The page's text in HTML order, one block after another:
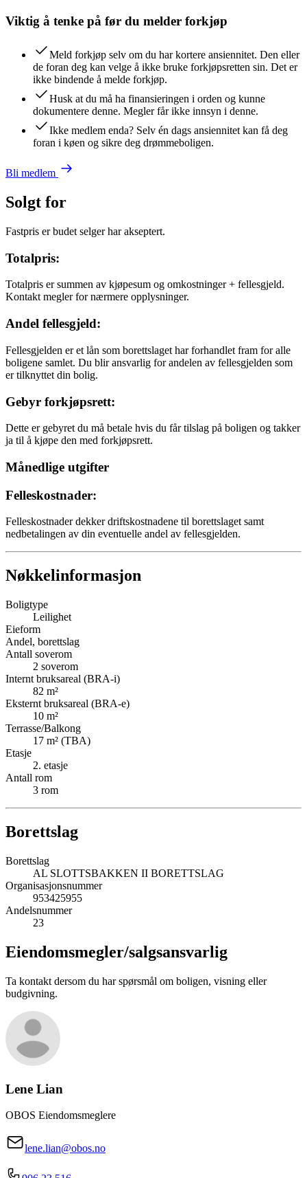
Viktig å tenke på før du melder forkjøp
Meld forkjøp selv om du har kortere ansiennitet. Den eller
de foran deg kan velge å ikke bruke forkjøpsretten sin. Det er
ikke bindende å melde forkjøp.
Husk at du må ha finansieringen i orden og kunne
dokumentere denne. Megler får ikke innsyn i denne.
Ikke medlem enda? Selv én dags ansiennitet kan få deg
foran i køen og sikre deg drømmeboligen.
Bli medlem
Solgt for
Fastpris er budet selger har akseptert.
Totalpris:
Totalpris er summen av kjøpesum og omkostninger + fellesgjeld.
Kontakt megler for nærmere opplysninger.
Andel fellesgjeld:
Fellesgjelden er et lån som borettslaget har forhandlet fram for alle
boligene samlet. Du blir ansvarlig for andelen av fellesgjelden som
er tilknyttet din bolig.
Gebyr forkjøpsrett:
Dette er gebyret du må betale hvis du får tilslag på boligen og takker
ja til å kjøpe den med forkjøpsrett.
Månedlige utgifter
Felleskostnader:
Felleskostnader dekker driftskostnadene til borettslaget samt
nedbetalingen av din eventuelle andel av fellesgjelden.
Nøkkelinformasjon
Boligtype
Leilighet
Eieform
Andel, borettslag
Antall soverom
2 soverom
Internt bruksareal (BRA-i)
82 m²
Eksternt bruksareal (BRA-e)
10 m²
Terrasse/Balkong
17 m² (TBA)
Etasje
2. etasje
Antall rom
3 rom
Borettslag
Borettslag
AL SLOTTSBAKKEN II BORETTSLAG
Organisasjonsnummer
953425955
Andelsnummer
23
Eiendomsmegler/salgsansvarlig
Ta kontakt dersom du har spørsmål om boligen, visning eller
budgivning.
Lene Lian
OBOS Eiendomsmeglere
lene.lian@obos.no